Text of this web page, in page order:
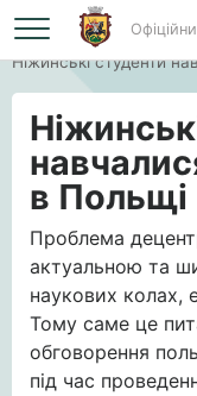
Головна
Ніжинські студенти
в Польщі
Проблема
актуальною та
наукових колах,
Тому саме це
обговорення
під час